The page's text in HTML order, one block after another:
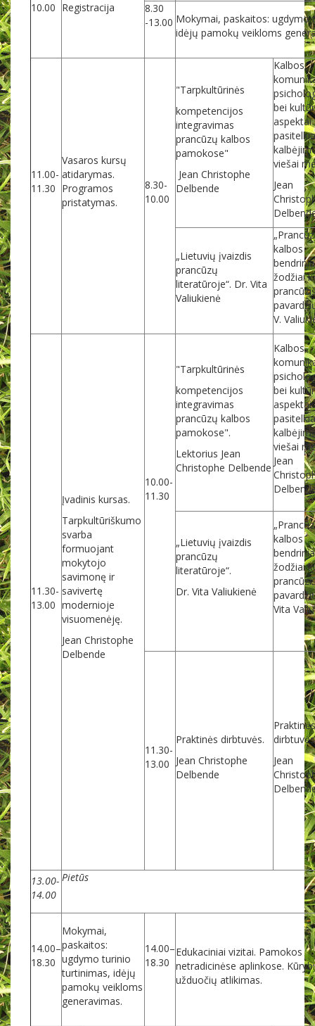
10.00 Registracija
8.30
-13.00 Mokymai, paskaitos: ugdymo
idėjų pamokų veikloms
11.00-
11.30
Vasaros kursų
atidarymas.
Programos
pristatymas.
8.30-
10.00
"Tarpkultūrinės
kompetencijos
integravimas
prancūzų kalbos
pamokose"
Jean Christophe
Delbende
Kalbos,
bei
aspektai
viešai
Jean
„Lietuvių įvaizdis
prancūzų
literatūroje“. Dr. Vita
Valiukienė
kalbos
žodžiai
V.
11.30-
13.00
Įvadinis kursas.
Tarpkultūriškumo
svarba
formuojant
mokytojo
savimonę ir
savivertę
modernioje
visuomenėję.
Jean Christophe
Delbende
10.00-
11.30
"Tarpkultūrinės
kompetencijos
integravimas
prancūzų kalbos
pamokose".
Lektorius Jean
Christophe Delbende
Kalbos,
bei
aspektai
viešai
Jean
„Lietuvių įvaizdis
prancūzų
literatūroje“.
Dr. Vita Valiukienė
kalbos
žodžiai
Vita
11.30-
13.00
Praktinės dirbtuvės.
Jean Christophe
Delbende
Praktinės
Jean
13.00-
14.00
Pietūs
14.00–
18.30
Mokymai,
paskaitos:
ugdymo turinio
turtinimas, idėjų
pamokų veikloms
generavimas.
14.00–
18.30
Edukaciniai vizitai. Pamokos
netradicinėse aplinkose.
užduočių atlikimas.